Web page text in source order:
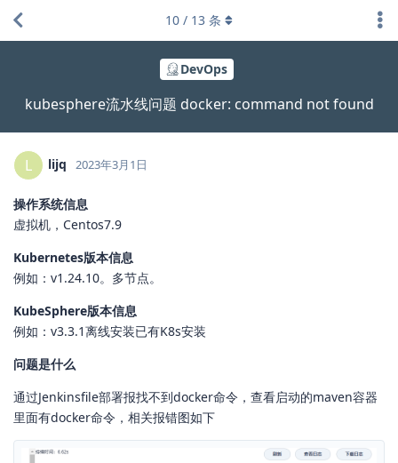
DevOps
kubesphere流水线问题 docker: command not found
10 / 13 条
L lijq 2023年3月1日
操作系统信息
虚拟机，Centos7.9
Kubernetes版本信息
例如：v1.24.10。多节点。
KubeSphere版本信息
例如：v3.3.1离线安装已有K8s安装
问题是什么
通过Jenkinsfile部署报找不到docker命令，查看启动的maven容器
里面有docker命令，相关报错图如下